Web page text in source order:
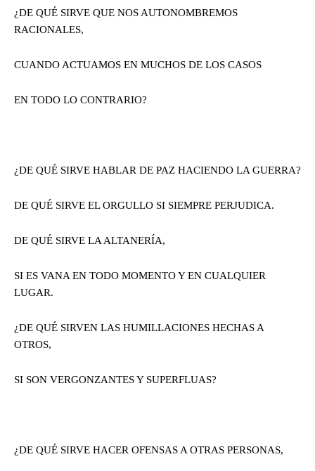
¿DE QUÉ SIRVE QUE NOS AUTONOMBREMOS
RACIONALES,
CUANDO ACTUAMOS EN MUCHOS DE LOS CASOS
EN TODO LO CONTRARIO?
¿DE QUÉ SIRVE HABLAR DE PAZ HACIENDO LA GUERRA?
DE QUÉ SIRVE EL ORGULLO SI SIEMPRE PERJUDICA.
DE QUÉ SIRVE LA ALTANERÍA,
SI ES VANA EN TODO MOMENTO Y EN CUALQUIER
LUGAR.
¿DE QUÉ SIRVEN LAS HUMILLACIONES HECHAS A
OTROS,
SI SON VERGONZANTES Y SUPERFLUAS?
¿DE QUÉ SIRVE HACER OFENSAS A OTRAS PERSONAS,